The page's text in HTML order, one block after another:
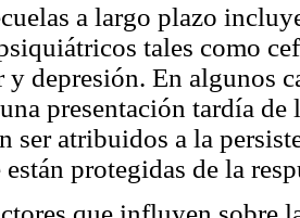
a largo plazo
tales como
y depresión. En algunos
presentación tardía
ser atribuidos a la
están protegidas de la